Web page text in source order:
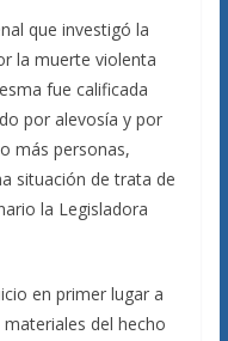
que investigó la
la muerte violenta
fue calificada
por alevosía y por
más personas,
situación de trata de
la Legisladora
en primer lugar a
del hecho